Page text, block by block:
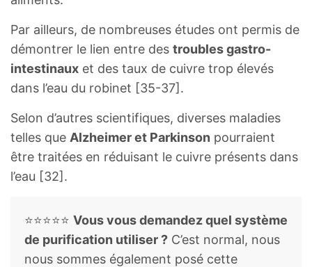
Par ailleurs, de nombreuses études ont permis de
démontrer le lien entre des troubles gastro-
intestinaux et des taux de cuivre trop élevés
dans l’eau du robinet [35-37].
Selon d’autres scientifiques, diverses maladies
telles que Alzheimer et Parkinson pourraient
être traitées en réduisant le cuivre présents dans
l’eau [32].
⭐⭐⭐⭐⭐ Vous vous demandez quel système
de purification utiliser ? C’est normal, nous
nous sommes également posé cette